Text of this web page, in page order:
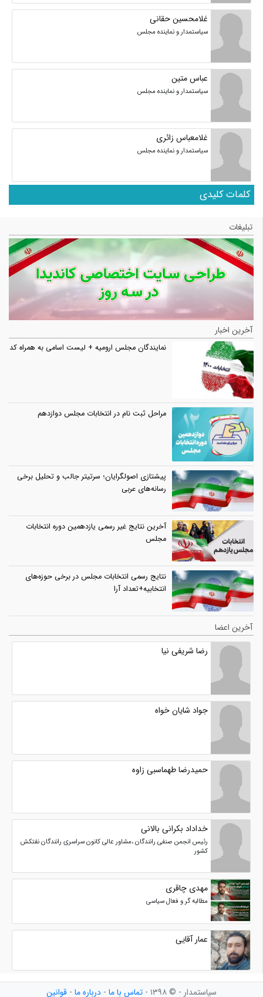
غلامحسین حقانی
سیاستمدار و نماینده مجلس
عباس متین
سیاستمدار و نماینده مجلس
غلامعباس زائری
سیاستمدار و نماینده مجلس
کلمات کلیدی
تبلیغات
آخرین اخبار
نمایندگان مجلس ارومیه + لیست اسامی به همراه کد
مراحل ثبت نام در انتخابات مجلس دوازدهم
پیشتازی اصولگرایان؛ سرتیتر جالب و تحلیل برخی
رسانه‌های عربی
آخرین نتایج غیر رسمی یازدهمین دوره انتخابات
مجلس
نتایج رسمی انتخابات مجلس در برخی حوزه‌های
انتخابیه+تعداد آرا
آخرین اعضا
رضا شریفی نیا
جواد شایان خواه
حمیدرضا طهماسبی زاوه
خداداد بکرانی بالانی
رئیس انجمن صنفی رانندگان ،مشاور عالی کانون سراسری رانندگان نفتکش
کشور
مهدی چاقری
مطالبه گر و فعال سیاسی
عمار آقایی
سیاستمدار - © ۱۳۹۸ - تماس با ما - درباره ما - قوانین